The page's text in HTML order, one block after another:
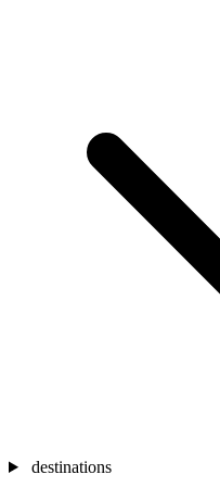
destinations